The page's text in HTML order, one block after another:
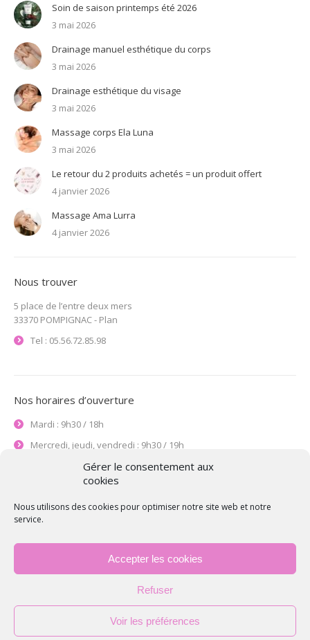
Gérer le consentement aux
cookies
Nous utilisons des cookies pour optimiser notre site web et notre
service.
Accepter les cookies
Refuser
Voir les préférences
Soin de saison printemps été 2026
3 mai 2026
Drainage manuel esthétique du corps
3 mai 2026
Drainage esthétique du visage
3 mai 2026
Massage corps Ela Luna
3 mai 2026
Le retour du 2 produits achetés = un produit offert
4 janvier 2026
Massage Ama Lurra
4 janvier 2026
Nous trouver
5 place de l’entre deux mers
33370 POMPIGNAC - Plan
Tel : 05.56.72.85.98
Nos horaires d’ouverture
Mardi : 9h30 / 18h
Mercredi, jeudi, vendredi : 9h30 / 19h
Le samedi : 9h / 17h30
mieux être à votre écoute.
Conception StudioXine Communication